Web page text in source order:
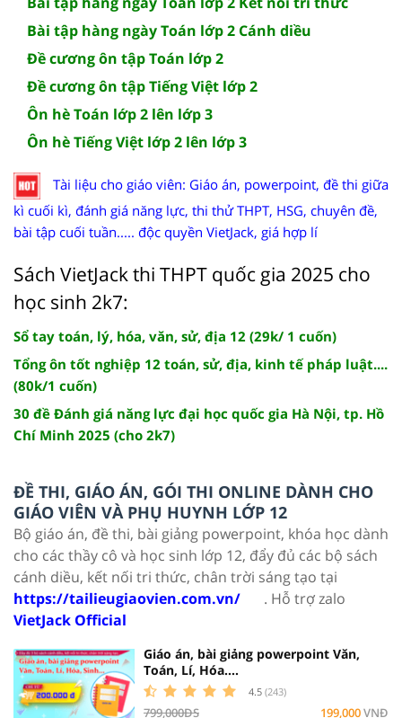
Bài tập hàng ngày Toán lớp 2 Cánh diều
Đề cương ôn tập Toán lớp 2
Đề cương ôn tập Tiếng Việt lớp 2
Ôn hè Toán lớp 2 lên lớp 3
Ôn hè Tiếng Việt lớp 2 lên lớp 3
Tài liệu cho giáo viên: Giáo án, powerpoint, đề thi giữa
kì cuối kì, đánh giá năng lực, thi thử THPT, HSG, chuyên đề,
bài tập cuối tuần..... độc quyền VietJack, giá hợp lí
Sách VietJack thi THPT quốc gia 2025 cho
học sinh 2k7:
Sổ tay toán, lý, hóa, văn, sử, địa 12 (29k/ 1 cuốn)
Tổng ôn tốt nghiệp 12 toán, sử, địa, kinh tế pháp luật....
(80k/1 cuốn)
30 đề Đánh giá năng lực đại học quốc gia Hà Nội, tp. Hồ
Chí Minh 2025 (cho 2k7)
ĐỀ THI, GIÁO ÁN, GÓI THI ONLINE DÀNH CHO
GIÁO VIÊN VÀ PHỤ HUYNH LỚP 12
Bộ giáo án, đề thi, bài giảng powerpoint, khóa học dành
cho các thầy cô và học sinh lớp 12, đẩy đủ các bộ sách
cánh diều, kết nối tri thức, chân trời sáng tạo tại
https://tailieugiaovien.com.vn/
. Hỗ trợ zalo
VietJack Official
Giáo án, bài giảng powerpoint Văn,
Toán, Lí, Hóa....
4.5 (243)
799,000ĐS 199,000VNĐ